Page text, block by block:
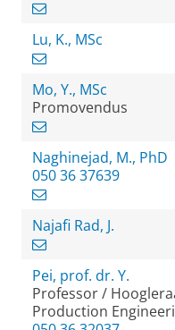
Lu, K., MSc
Mo, Y., MSc
Promovendus
Naghinejad, M., PhD
050 36 37639
Najafi Rad, J.
Pei, prof. dr. Y.
Professor /
Production